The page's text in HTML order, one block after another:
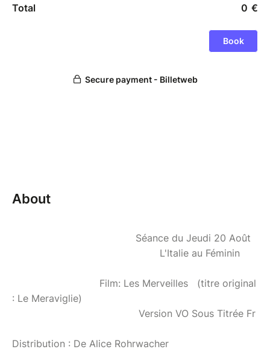
About
Séance du Jeudi 20 Août
L'Italie au Féminin
Film: Les Merveilles (titre original
: Le Meraviglie)
Version VO Sous Titrée Fr
Distribution : De Alice Rohrwacher